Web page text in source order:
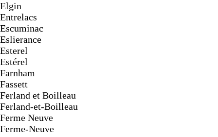
Elgin
Entrelacs
Escuminac
Eslierance
Esterel
Estérel
Farnham
Fassett
Ferland et Boilleau
Ferland-et-Boilleau
Ferme Neuve
Ferme-Neuve